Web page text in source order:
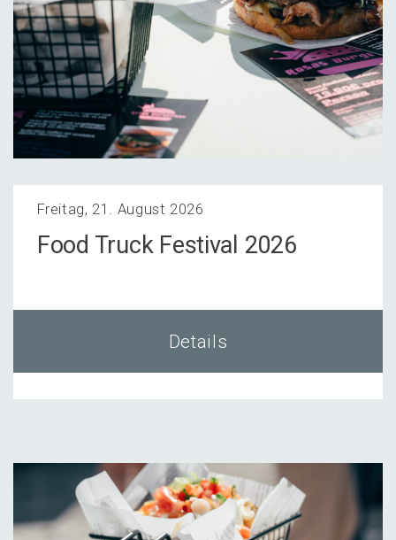
Freitag, 21. August 2026
Food Truck Festi­val 2026
Details